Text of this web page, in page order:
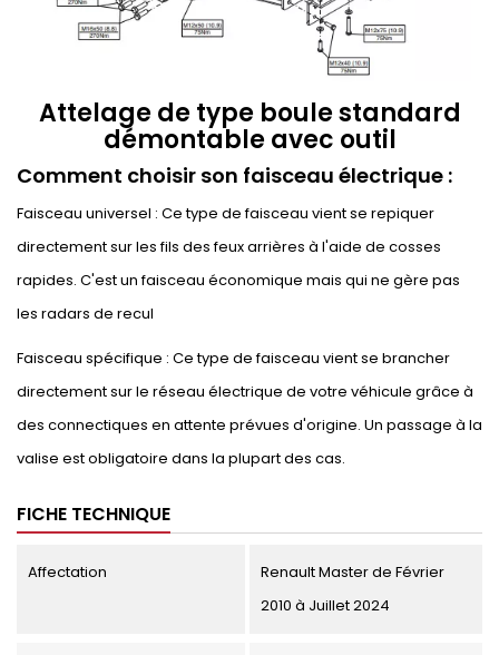
Attelage de type boule standard
démontable avec outil
Comment choisir son faisceau électrique :
Faisceau universel : Ce type de faisceau vient se repiquer
directement sur les fils des feux arrières à l'aide de cosses
rapides. C'est un faisceau économique mais qui ne gère pas
les radars de recul
Faisceau spécifique : Ce type de faisceau vient se brancher
directement sur le réseau électrique de votre véhicule grâce à
des connectiques en attente prévues d'origine. Un passage à la
valise est obligatoire dans la plupart des cas.
FICHE TECHNIQUE
Affectation
Renault Master de Février
2010 à Juillet 2024